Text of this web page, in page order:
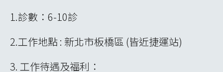
1.診數：6-10診
2.工作地點 : 新北市板橋區 (皆近捷運站)
3. 工作待遇及福利：